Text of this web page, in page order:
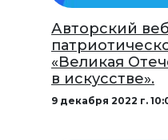
Авторский
«Великая
в искусстве».
9 декабря 2022 г.